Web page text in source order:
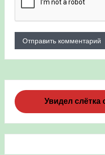
Увидел слётка